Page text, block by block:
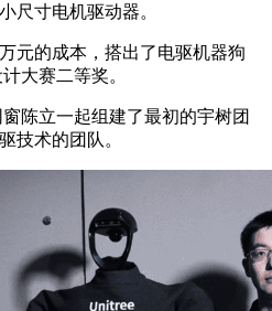
尺寸电机驱动器。
的成本，搭出了电驱机器狗
大赛二等奖。
陈立一起组建了最初的宇树团
技术的团队。